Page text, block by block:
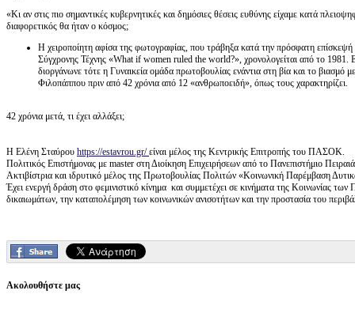
«Κι αν στις πιο σημαντικές κυβερνητικές και δημόσιες θέσεις ευθύνης είχαμε κατά
διαφορετικός θα ήταν ο κόσμος;
Η χειροποίητη αφίσα της φωτογραφίας, που τράβηξα κατά την πρόσφατη
Σύγχρονης Τέχνης «What if women ruled the world?», χρονολογείται από το 1981.
διοργάνωνε τότε η Γυναικεία ομάδα πρωτοβουλίας ενάντια στη βία και το βιασμό
Φιλοπάππου πριν από 42 χρόνια από 12 «ανθρωποειδή», όπως τους χαρακτηρίζει.
42 χρόνια μετά, τι έχει αλλάξει;
Η Ελένη Σταύρου https://estavrou.gr/είναι μέλος της Κεντρικής Επιτροπής του ΠΑΣΟΚ.
Πολιτικός Επιστήμονας με master στη Διοίκηση Επιχειρήσεων από το Πανεπιστήμιο
Ακτιβίστρια και ιδρυτικό μέλος της Πρωτοβουλίας Πολιτών «Κοινωνική Παρέμβαση
Έχει ενεργή δράση στο φεμινιστικό κίνημα και συμμετέχει σε κινήματα της Κοινωνίας
δικαιωμάτων, την καταπολέμηση των κοινωνικών ανισοτήτων και την προστασία του
Ακολουθήστε μας